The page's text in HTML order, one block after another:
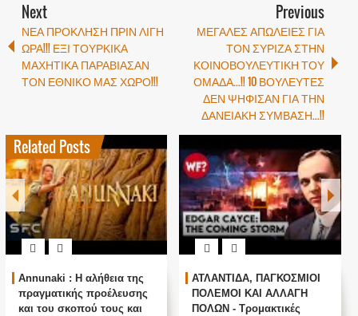
Next
ΝΕΑ ΠΡΟΚΛΗΣΗ ΠΡΙΝ ΛΙΓΗ
ΩΡΑ!!! ΕΞΙ ΤΟΥΡΚΙΚΑ
ΜΑΧΗΤΙΚΑ ΠΑΡΑΒΙΑΣΑΝ
ΤΟΝ ΕΘΝΙΚΟ ΜΑΣ ΧΩΡΟ!!!
Previous
ΜΕΓΑΛΕΣ ΑΠΩΛΕΙΕΣ ΓΙΑ
ΤΟΝ ΣΥΡΙΖΑ ΣΤΗΝ
ΚΟΙΝΟΒΟΥΛΕΥΤΙΚΗ ΤΟΥ
ΟΜΑΔΑ...!! 10 ΒΟΥΛΕΥΤΕΣ
ΔΕΝ ΨΗΦΙΣΑΝ ΓΙΑ ΤΗΝ
ΔΑΝΕΙΑΚΗ ΣΥΜΒΑΣΗ...!!
Related Posts
: Η αλήθεια της
προέλευσης
του σκοπού τους και
ΑΤΛΑΝΤΙΔΑ, ΠΑΓΚΟΣΜΙΟΙ
ΠΟΛΕΜΟΙ ΚΑΙ ΑΛΛΑΓΗ
ΠΟΛΩΝ - Τρομακτικές